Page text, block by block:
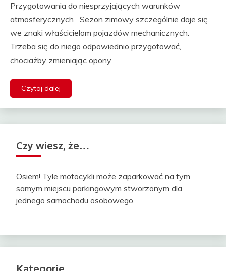
Przygotowania do niesprzyjających warunków
atmosferycznych Sezon zimowy szczególnie daje się
we znaki właścicielom pojazdów mechanicznych.
Trzeba się do niego odpowiednio przygotować,
chociażby zmieniając opony
Czytaj dalej
Czy wiesz, że…
Osiem! Tyle motocykli może zaparkować na tym
samym miejscu parkingowym stworzonym dla
jednego samochodu osobowego.